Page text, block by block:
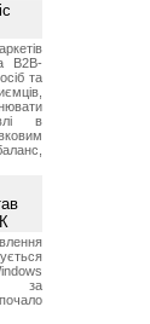
B2B-
та
в
за